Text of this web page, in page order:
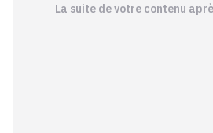
La suite de votre contenu